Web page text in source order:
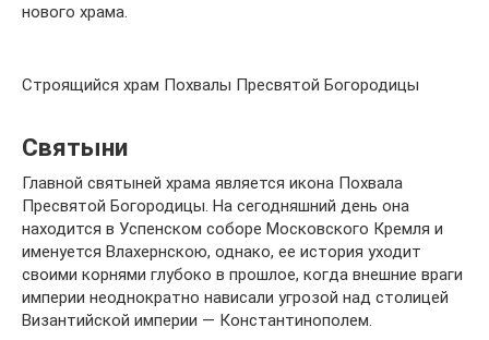
нового храма.
Строящийся храм Похвалы Пресвятой Богородицы
Святыни
Главной святыней храма является икона Похвала
Пресвятой Богородицы. На сегодняшний день она
находится в Успенском соборе Московского Кремля и
именуется Влахернскою, однако, ее история уходит
своими корнями глубоко в прошлое, когда внешние враги
империи неоднократно нависали угрозой над столицей
Византийской империи — Константинополем.